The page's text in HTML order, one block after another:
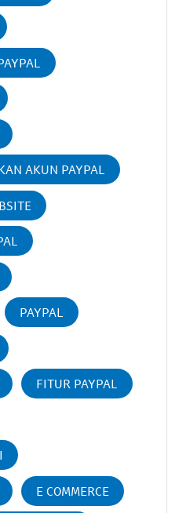
AKUN PAYPAL
PAYPAL
FITUR PAYPAL
E COMMERCE